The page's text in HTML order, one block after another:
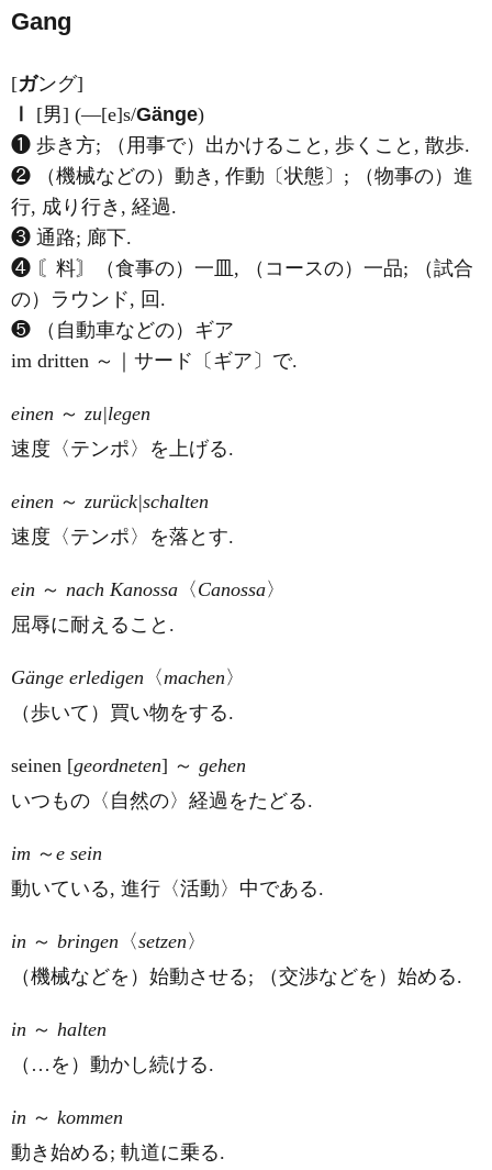
Gang
[ガング]
Ⅰ
[男] (―[e]s/Gänge)
❶ 歩き方; （用事で）出かけること, 歩くこと, 散歩.
❷ （機械などの）動き, 作動〔状態〕; （物事の）進
行, 成り行き, 経過.
❸ 通路; 廊下.
❹ 〘料〙（食事の）一皿, （コースの）一品; （試合
の）ラウンド, 回.
❺ （自動車などの）ギア
im dritten ～｜サード〔ギア〕で.
einen ～ zu|legen
速度〈テンポ〉を上げる.
einen ～ zurück|schalten
速度〈テンポ〉を落とす.
ein ～ nach Kanossa 〈Canossa〉
屈辱に耐えること.
Gänge erledigen 〈machen〉
（歩いて）買い物をする.
seinen [geordneten] ～ gehen
いつもの〈自然の〉経過をたどる.
im ～ e sein
動いている, 進行〈活動〉中である.
in ～ bringen 〈setzen〉
（機械などを）始動させる; （交渉などを）始める.
in ～ halten
（…を）動かし続ける.
in ～ kommen
動き始める; 軌道に乗る.